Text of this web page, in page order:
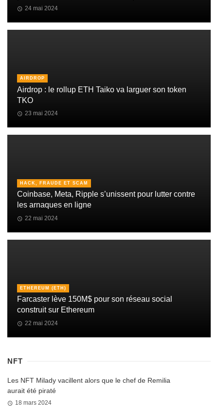
24 mai 2024
AIRDROP
Airdrop : le rollup ETH Taiko va larguer son token
TKO
23 mai 2024
HACK, FRAUDE ET SCAM
Coinbase, Meta, Ripple s’unissent pour lutter contre
les arnaques en ligne
22 mai 2024
ETHEREUM (ETH)
Farcaster lève 150M$ pour son réseau social
construit sur Ethereum
22 mai 2024
NFT
Les NFT Milady vacillent alors que le chef de Remilia
aurait été piraté
18 mars 2024